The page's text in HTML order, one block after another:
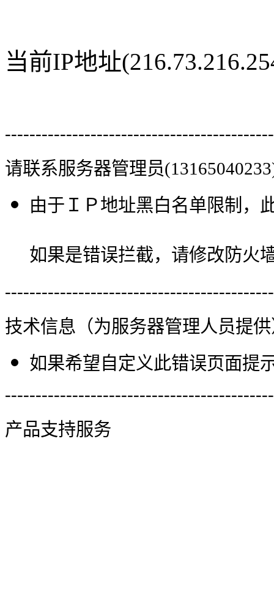
当前IP地址
请联系服务器管理员
由于ＩＰ地址黑白名单限制，
如果是错误拦截，请修改防火
技术信息（为服务器管理人员提
如果希望自定义此错误页面提
产品支持服务